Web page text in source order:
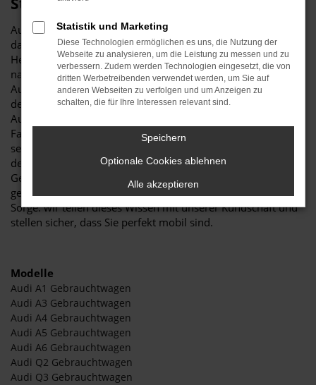
Audi Gebrauchtwagen genießen einen exzellenten Ruf – und
das mit Recht. Bekannt ist, dass die Modelle dieses
Herstellers überaus langlebig daherkommen und auch noch
nach vielen Jahren zuverlässig unterwegs sind. Wir vom
Autohaus Stiglmayr können dies aus eigener Erfahrung und
der Praxis von mehr als 115 Jahren in der
Automobilbranche guten Gewissens bestätigen. Als
Familienbetrieb begleiten wir manche Automarke bereits
seit deren Gründung und sind entsprechend Autopartner
der ersten Stunde. So kommt es, dass wir bei allen Audi
Gebrauchtwagen die individuellen Vorteile kennen und
genau wissen, worauf es beim Kauf ankommt. Und keine
Sorge: wir teilen dieses Wissen mit unserer Kundschaft und
stellen sicher, dass Sie perfekt mobil sind.
Modelle
Audi A1 Gebrauchtwagen
Audi A3 Gebrauchtwagen
Audi A4 Gebrauchtwagen
Audi A5 Gebrauchtwagen
Audi A6 Gebrauchtwagen
Audi Q2 Gebrauchtwagen
Audi Q3 Gebrauchtwagen
Statistik und Marketing
Diese Technologien ermöglichen es uns, die Nutzung der
Webseite zu analysieren, um die Leistung zu messen und zu
verbessern. Zudem werden Technologien eingesetzt, die von
dritten Werbetreibenden verwendet werden, um Sie auf
anderen Webseiten zu verfolgen und um Anzeigen zu
schalten, die für Ihre Interessen relevant sind.
Speichern
Optionale Cookies ablehnen
Alle akzeptieren